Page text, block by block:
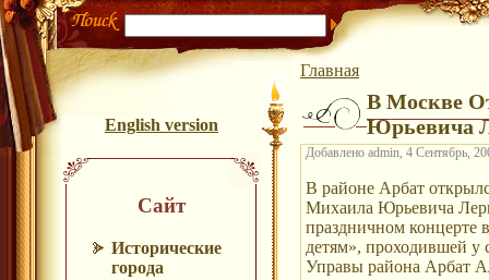
English version
Сайт
Исторические
города
Главная
В Москве
Юрьевича
Добавлено admin, 4 Сентябрь,
В районе Арбат
Михаила Юрьевича
праздничном
детям», проходившей у
Управы района Арбат